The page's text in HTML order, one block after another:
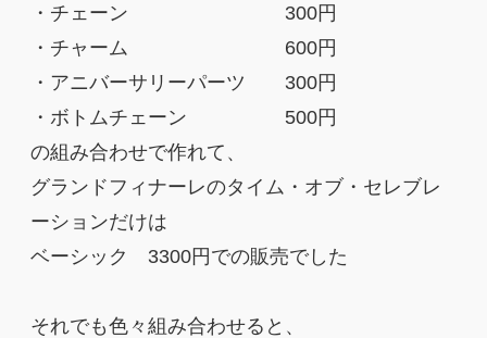
・チェーン 300円
・チャーム 600円
・アニバーサリーパーツ 300円
・ボトムチェーン 500円
の組み合わせで作れて、
グランドフィナーレのタイム・オブ・セレブレ
ーションだけは
ベーシック 3300円での販売でした
それでも色々組み合わせると、